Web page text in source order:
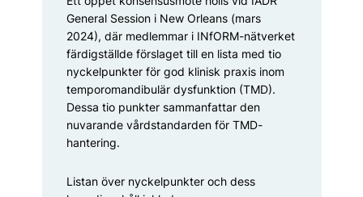
Gene­ral Session i New Orleans (mars
2024), där medlemmar i INfORM-nätverket
färdigställde förslaget till en lista med tio
nyckelpunkter för god klinisk praxis inom
temporomandibulär dysfunktion (TMD).
Dessa tio punkter sammanfattar den
nuvarande vårdstandarden för TMD-
hantering.
Listan över nyckelpunkter och dess